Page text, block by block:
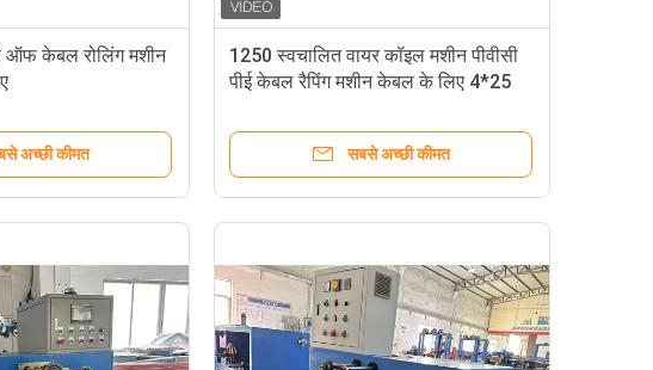
ऑफ केबल रोलिंग मशीन
अच्छी कीमत
1250 स्वचालित वायर कॉइल मशीन पीवीसी
पीई केबल रैपिंग मशीन केबल के लिए 4*25
सबसे अच्छी कीमत